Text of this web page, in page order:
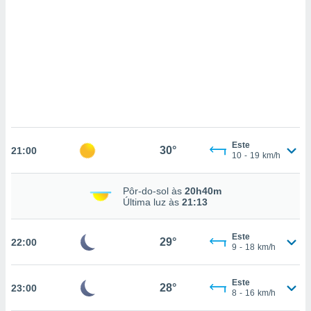
a
cookies,
21:00 30°
Este
10 - 19 km/h
Pôr-do-sol às 20h40m
Última luz às 21:13
22:00 29°
Este
9 - 18 km/h
23:00 28°
Este
8 - 16 km/h